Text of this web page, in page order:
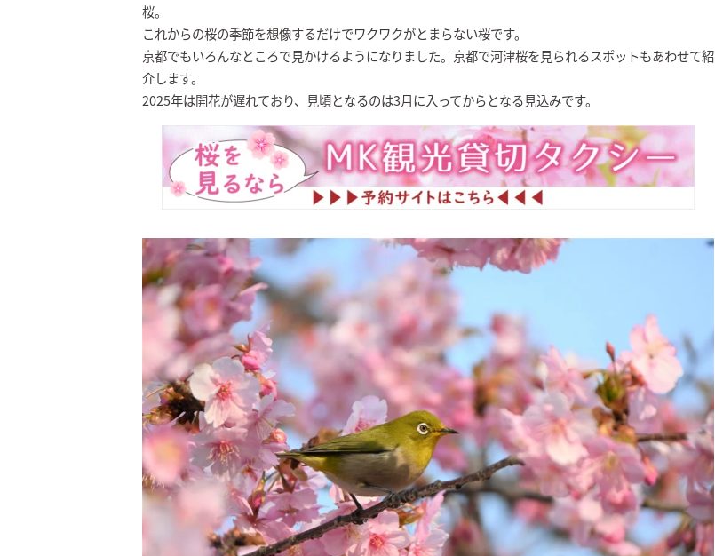
桜。
これからの桜の季節を想像するだけでワクワクがとまらない桜です。
京都でもいろんなところで見かけるようになりました。京都で河津桜を見られるスポットもあわせて紹
介します。
2025年は開花が遅れており、見頃となるのは3月に入ってからとなる見込みです。